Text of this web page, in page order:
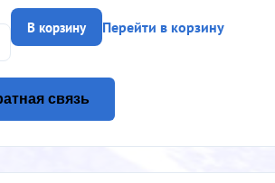
В корзину Перейти в корзину
связь